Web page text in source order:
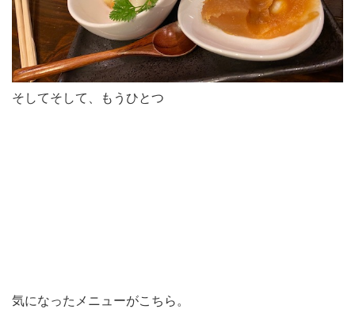
そしてそして、もうひとつ
気になったメニューがこちら。